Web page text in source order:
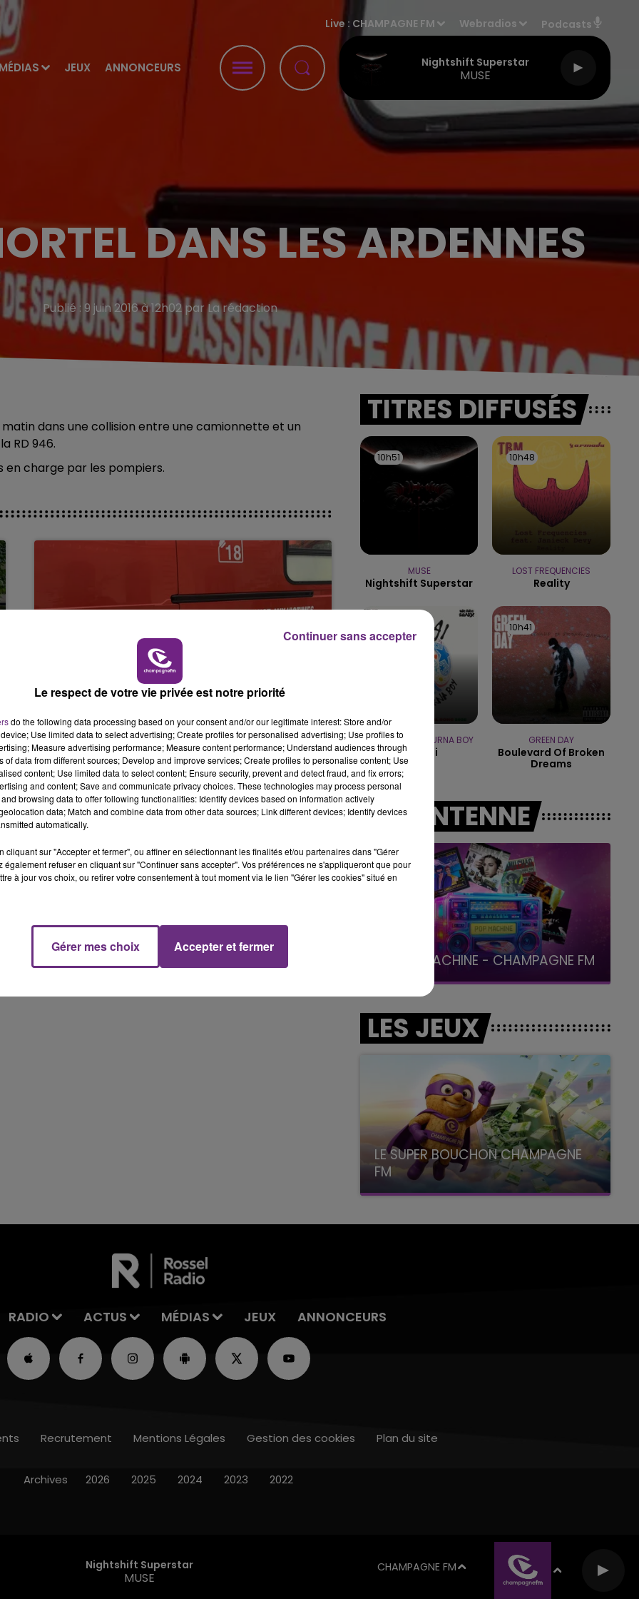
MÉDIAS JEUX ANNONCEURS
Live : CHAMPAGNE FM Webradios Podcasts
Nightshift Superstar
MUSE
LA RADIO POP
15h00 - 19h00
LE CLUB CHAMPAGNE FM
DANS LES ARDENNES
Publié : 9 juin 2016 à 12h02 par La rédaction
dans une collision entre une camionnette et un
RD 946.
en charge par les pompiers.
UNE JEUNE AUTOMOBILISTE GRIÈVEMENT
BLESSÉE
Une automobiliste s'est retrouvée piégée dans
son véhicule après une collision avec un poids
lourd. Très grièvement blessée, la jeune femme
de 20 ans a été...
TITRES DIFFUSÉS
10h51
10h51
MUSE
Nightshift Superstar
10h48
10h48
LOST FREQUENCIES
Reality
SHAKIRA FEAT. BURNA BOY
Dai Dai
10h41
10h41
GREEN DAY
Boulevard Of Broken
Dreams
A L'ANTENNE
15h00 - 19h00
Le Club Champagne FM LA POP MACHINE - CHAMPAGNE FM
LES JEUX
LE SUPER BOUCHON CHAMPAGNE
FM
avec La Famille Champagne FM, à 8H10
RADIO ACTUS MÉDIAS JEUX ANNONCEURS
Nightshift Superstar
MUSE
CHAMPAGNE FM
Recrutement Mentions Légales Gestion des cookies Plan du site
Archives 2026 2025 2024 2023 2022
Le respect de votre vie privée est notre priorité
do the following data processing based on your consent and/or our legitimate interest: Store and/or
Use limited data to select advertising; Create profiles for personalised advertising; Use profiles to
Measure advertising performance; Measure content performance; Understand audiences through
of data from different sources; Develop and improve services; Create profiles to personalise content; Use
content; Use limited data to select content; Ensure security, prevent and detect fraud, and fix errors;
and content; Save and communicate privacy choices. These technologies may process personal
browsing data to offer following functionalities: Identify devices based on information actively
data; Match and combine data from other data sources; Link different devices; Identify devices
automatically.
cliquant sur "Accepter et fermer", ou affiner en sélectionnant les finalités et/ou partenaires dans "Gérer
également refuser en cliquant sur "Continuer sans accepter". Vos préférences ne s'appliqueront que pour
à jour vos choix, ou retirer votre consentement à tout moment via le lien "Gérer les cookies" situé en
Gérer mes choix Accepter et fermer
Continuer sans accepter